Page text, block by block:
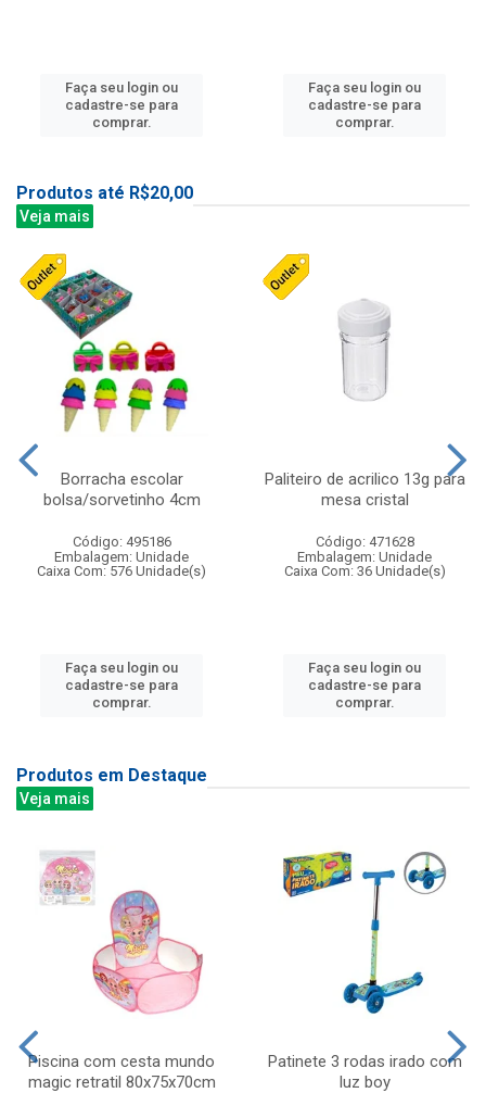
Faça seu login ou
cadastre-se para
comprar.
Faça seu login ou
cadastre-se para
comprar.
Produtos até R$20,00
Veja mais
Borracha escolar
bolsa/sorvetinho 4cm
Código: 495186
Embalagem: Unidade
Caixa Com: 576 Unidade(s)
Faça seu login ou
cadastre-se para
comprar.
Paliteiro de acrilico 13g para
mesa cristal
Código: 471628
Embalagem: Unidade
Caixa Com: 36 Unidade(s)
Faça seu login ou
cadastre-se para
comprar.
Produtos em Destaque
Veja mais
Piscina com cesta mundo
magic retratil 80x75x70cm
Patinete 3 rodas irado com
luz boy